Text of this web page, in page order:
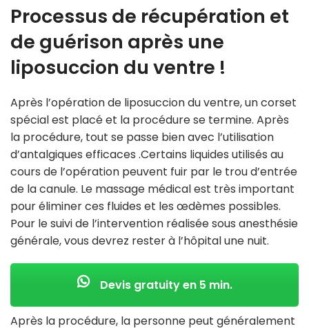
Processus de récupération et
de guérison après une
liposuccion du ventre !
Après l’opération de liposuccion du ventre, un corset
spécial est placé et la procédure se termine. Après
la procédure, tout se passe bien avec l’utilisation
d’antalgiques efficaces .Certains liquides utilisés au
cours de l’opération peuvent fuir par le trou d’entrée
de la canule. Le massage médical est très important
pour éliminer ces fluides et les œdèmes possibles.
Pour le suivi de l’intervention réalisée sous anesthésie
générale, vous devrez rester à l’hôpital une nuit.
Devis gratuity en 5 min.
Après la procédure, la personne peut généralement